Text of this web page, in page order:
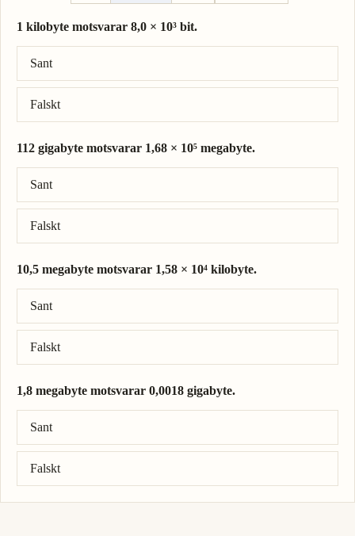
1 kilobyte motsvarar 8,0 × 10³ bit.
Sant
Falskt
Rätt svar: 1 kilobyte = 8,0 × 10³ bit.
112 gigabyte motsvarar 1,68 × 10⁵ megabyte.
Sant
Falskt
Rätt svar: 112 gigabyte = 1,12 × 10⁵ megabyte.
10,5 megabyte motsvarar 1,58 × 10⁴ kilobyte.
Sant
Falskt
Rätt svar: 10,5 megabyte = 1,05 × 10⁴ kilobyte.
1,8 megabyte motsvarar 0,0018 gigabyte.
Sant
Falskt
Rätt svar: 1,8 megabyte = 0,0018 gigabyte.